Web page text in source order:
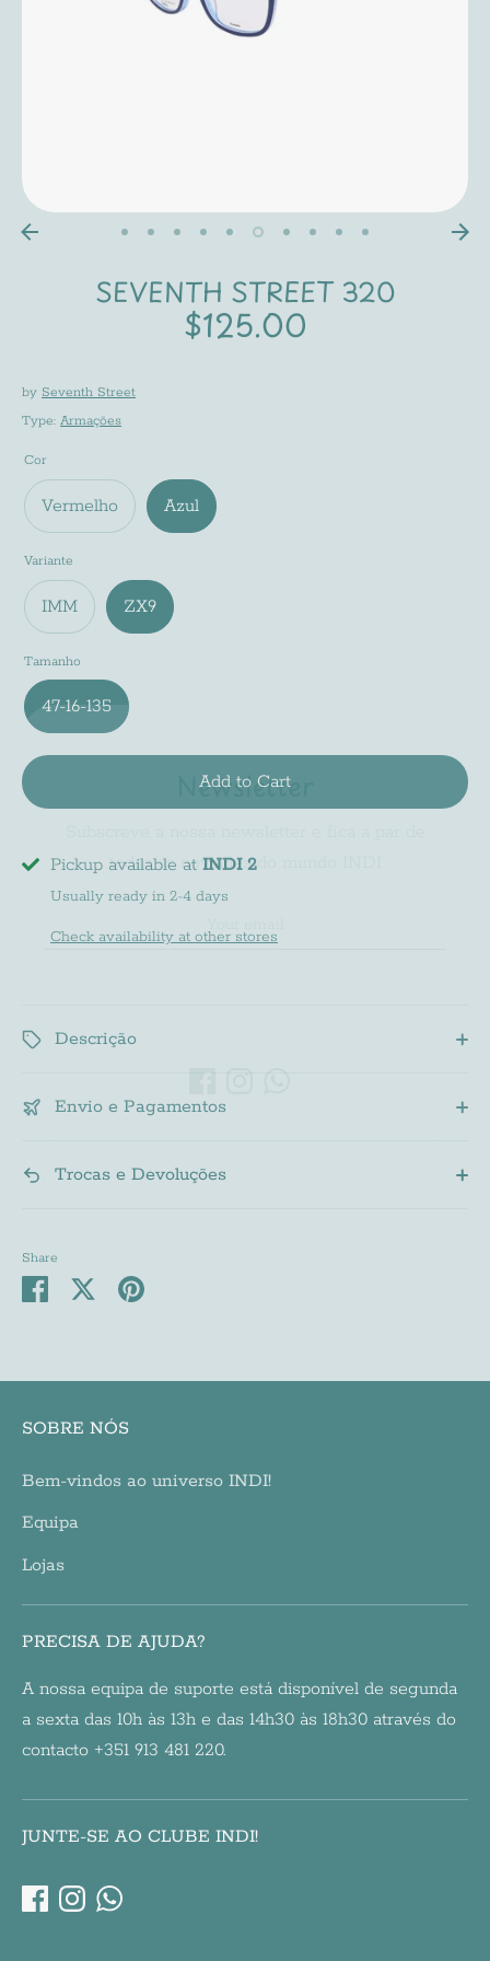
SEVENTH STREET 320
$125.00
by Seventh Street
Type: Armações
Cor
Vermelho Azul
Variante
IMM ZX9
Tamanho
47-16-135
Add to Cart
Pickup available at INDI 2
Usually ready in 2-4 days
Check availability at other stores
Descrição
Envio e Pagamentos
Trocas e Devoluções
Share
Share SharePin
Subscreve a nossa newsletter e fica a par de
todas as noviades do mundo INDI
Subscribe
SOBRE NÓS
Bem-vindos ao universo INDI!
Equipa
Lojas
PRECISA DE AJUDA?
A nossa equipa de suporte está disponível de segunda
a sexta das 10h às 13h e das 14h30 às 18h30 através do
contacto +351 913 481 220.
JUNTE-SE AO CLUBE INDI!